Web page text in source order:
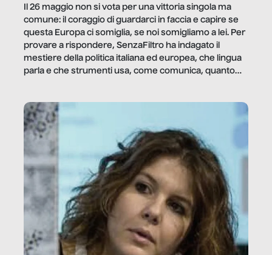
Il 26 maggio non si vota per una vittoria singola ma
comune: il coraggio di guardarci in faccia e capire se
questa Europa ci somiglia, se noi somigliamo a lei. Per
provare a rispondere, SenzaFiltro ha indagato il
mestiere della politica italiana ed europea, che lingua
parla e che strumenti usa, come comunica, quanto